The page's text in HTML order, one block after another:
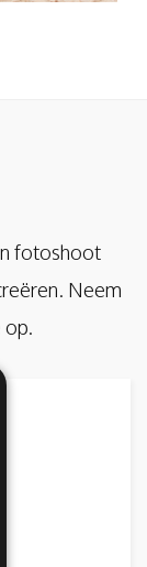
fotoshoot
Neem
op.